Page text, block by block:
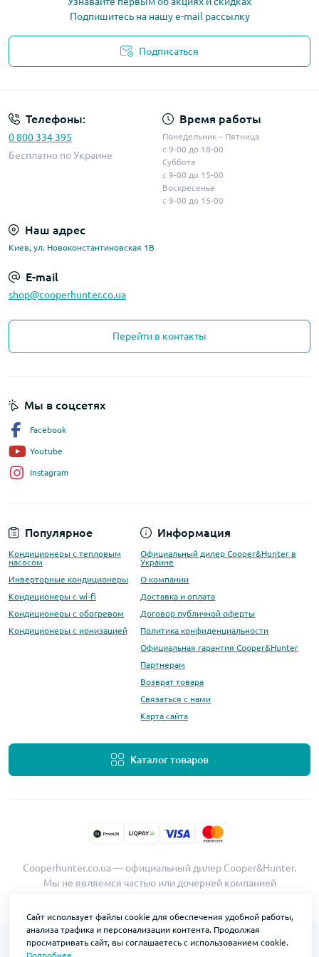
Подпишитесь на нашу e-mail рассылку
Подписаться
Телефоны:
0 800 334 395
Бесплатно по Украине
Время работы
Понедельник – Пятница
с 9-00 до 18-00
Суббота
с 9-00 до 15-00
Воскресенье
с 9-00 до 15-00
Наш адрес
Киев, ул. Новоконстантиновская 1В
E-mail
shop@cooperhunter.co.ua
Перейти в контакты
Популярное
Кондиционеры с тепловым
насосом
Инверторные кондиционеры
Кондиционеры с wi-fi
Кондиционеры с обогревом
Кондиционеры с ионизацией
Информация
Официальный дилер Cooper&Hunter в
Украине
О компании
Доставка и оплата
Договор публичной оферты
Политика конфиденциальности
Официальная гарантия Cooper&Hunter
Партнерам
Возврат товара
Связаться с нами
Карта сайта
Каталог товаров
Мы в соцсетях
Facebook
Youtube
Instagram
Cooperhunter.co.ua — официальный дилер Cooper&Hunter.
Мы не являемся частью или дочерней компанией
Сайт использует файлы cookie для обеспечения удобной работы,
анализа трафика и персонализации контента. Продолжая
просматривать сайт, вы соглашаетесь с использованием cookie.